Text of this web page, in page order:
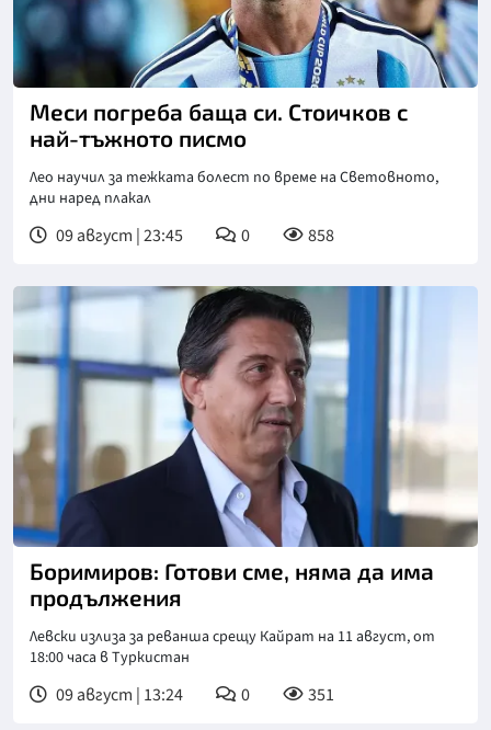
Меси погреба баща си. Стоичков с
най-тъжното писмо
Лео научил за тежката болест по време на Световното,
дни наред плакал
09 август | 23:45 0 858
Боримиров: Готови сме, няма да има
продължения
Левски излиза за реванша срещу Кайрат на 11 август, от
18:00 часа в Туркистан
09 август | 13:24 0 351